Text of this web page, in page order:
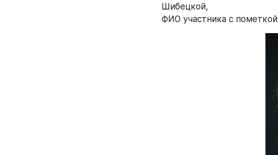
Шибецкой,
ФИО участника с пометкой